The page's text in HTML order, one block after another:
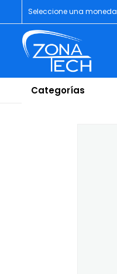
Seleccione una moneda
Categorías